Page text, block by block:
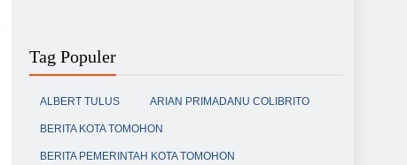
Tag Populer
ALBERT TULUS ARIAN PRIMADANU COLIBRITO
BERITA KOTA TOMOHON
BERITA PEMERINTAH KOTA TOMOHON